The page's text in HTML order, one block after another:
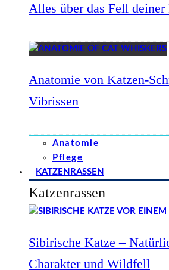
Alles über das Fell deiner
Anatomie von Katzen-
Vibrissen
Anatomie
Pflege
KATZENRASSEN
Katzenrassen
Sibirische Katze –
Charakter und Wildfell